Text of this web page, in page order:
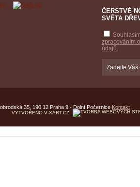
ČERSTVÉ
SVĚTA
zpracováním
údajů
35, 190 12 Praha 9 - Dolní Počernice Kontakt
VYTVOŘENO V XART.CZ